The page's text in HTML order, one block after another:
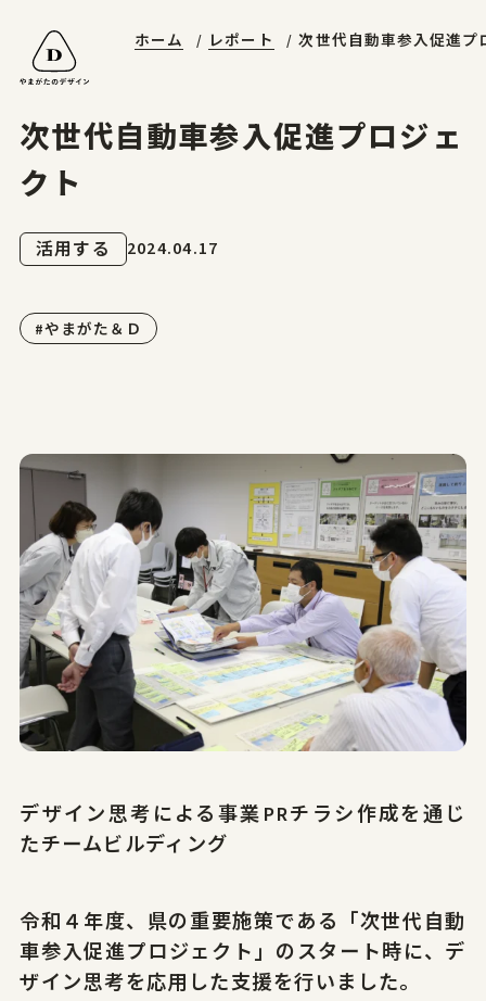
山形エクセレントデザイン
受賞ギャラリー
山形エクセレントデザイン
山形エクセレントデザインのあゆみ
山形エクセレントデザイン募集要項
受賞ギャラリー
やまがたデザ縁
やまがたデザ縁
山形デザイナーリスト
マッチング事例
やまがた&Ｄプロジェクト
やまがた&Ｄプロジェクト
デザイン支援事例
レポート
新着情報
tel.023-644-3222
ホーム レポート 次世代自動車参入促進プ
次世代自動車参入促進プロジェ
クト
活用する 2024.04.17
#やまがた＆Ｄ
デザイン思考による事業PRチラシ作成を通じ
たチームビルディング
令和４年度、県の重要施策である「次世代自動
車参入促進プロジェクト」のスタート時に、デ
ザイン思考を応用した支援を行いました。